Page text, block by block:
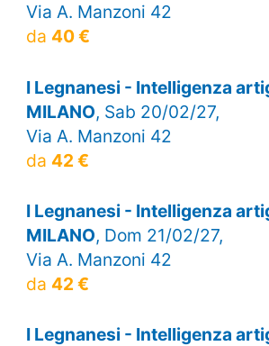
Via A. Manzoni 42
da 40 €
I Legnanesi - Intelligenza
MILANO, Sab 20/02/27,
Via A. Manzoni 42
da 42 €
I Legnanesi - Intelligenza
MILANO, Dom 21/02/27,
Via A. Manzoni 42
da 42 €
I Legnanesi - Intelligenza